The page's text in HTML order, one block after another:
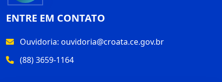
ENTRE EM CONTATO
Ouvidoria: ouvidoria@croata.ce.gov.br
(88) 3659-1164